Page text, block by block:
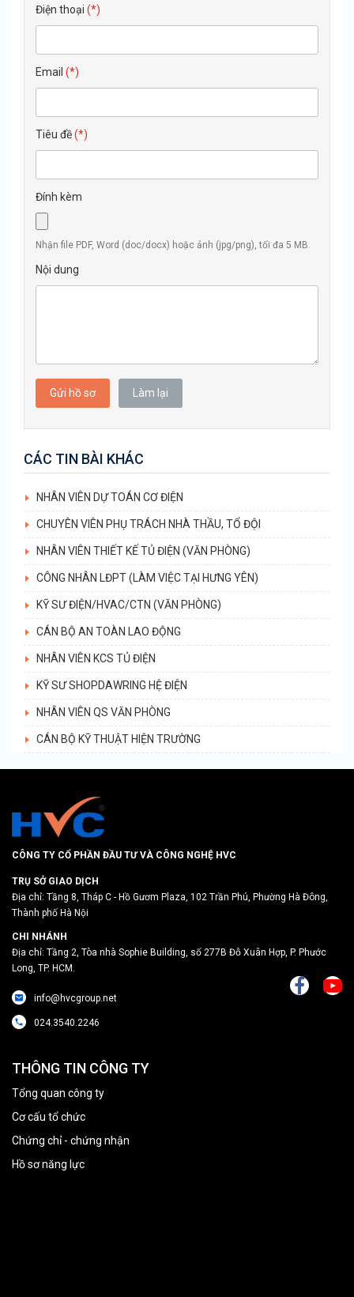
Điện thoại (*)
Email (*)
Tiêu đề(*)
Đính kèm
Nhận file PDF, Word (doc/docx) hoặc ảnh (jpg/png), tối đa 5 MB.
Nội dung
Gửi hồ sơ Làm lại
CÁC TIN BÀI KHÁC
NHÂN VIÊN DỰ TOÁN CƠ ĐIỆN
CHUYÊN VIÊN PHỤ TRÁCH NHÀ THẦU, TỔ ĐỘI
NHÂN VIÊN THIẾT KẾ TỦ ĐIỆN (VĂN PHÒNG)
CÔNG NHÂN LĐPT (LÀM VIỆC TẠI HƯNG YÊN)
KỸ SƯ ĐIỆN/HVAC/CTN (VĂN PHÒNG)
CÁN BỘ AN TOÀN LAO ĐỘNG
NHÂN VIÊN KCS TỦ ĐIỆN
KỸ SƯ SHOPDAWRING HỆ ĐIỆN
NHÂN VIÊN QS VĂN PHÒNG
CÁN BỘ KỸ THUẬT HIỆN TRƯỜNG
CÔNG TY CỔ PHẦN ĐẦU TƯ VÀ CÔNG NGHỆ HVC
TRỤ SỞ GIAO DỊCH
Địa chỉ: Tầng 8, Tháp C - Hồ Gươm Plaza, 102 Trần Phú, Phường Hà Đông,
Thành phố Hà Nội
CHI NHÁNH
Địa chỉ: Tầng 2, Tòa nhà Sophie Building, số 277B Đỗ Xuân Hợp, P. Phước
Long, TP. HCM.
info@hvcgroup.net
024.3540.2246
THÔNG TIN CÔNG TY
Tổng quan công ty
Cơ cấu tổ chức
Chứng chỉ - chứng nhận
Hồ sơ năng lực